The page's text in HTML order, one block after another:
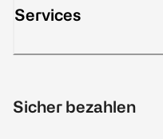
Services
Sicher bezahlen